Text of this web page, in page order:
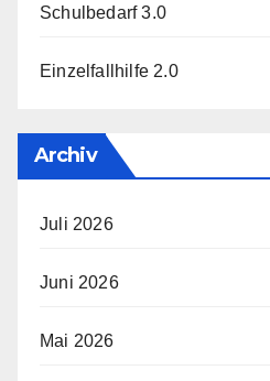
Schulbedarf 3.0
Einzelfallhilfe 2.0
Archiv
Juli 2026
Juni 2026
Mai 2026